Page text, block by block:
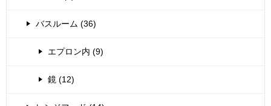
バスルーム (36)
エプロン内 (9)
鏡 (12)